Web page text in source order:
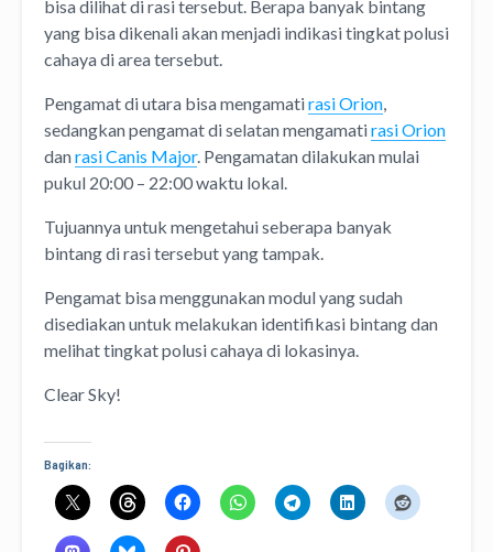
bisa dilihat di rasi tersebut. Berapa banyak bintang
yang bisa dikenali akan menjadi indikasi tingkat polusi
cahaya di area tersebut.
Pengamat di utara bisa mengamatirasi Orion,
sedangkan pengamat di selatan mengamatirasi Orion
danrasi Canis Major. Pengamatan dilakukan mulai
pukul 20:00 – 22:00 waktu lokal.
Tujuannya untuk mengetahui seberapa banyak
bintang di rasi tersebut yang tampak.
Pengamat bisa menggunakan modul yang sudah
disediakan untuk melakukan identifikasi bintang dan
melihat tingkat polusi cahaya di lokasinya.
Clear Sky!
Bagikan: